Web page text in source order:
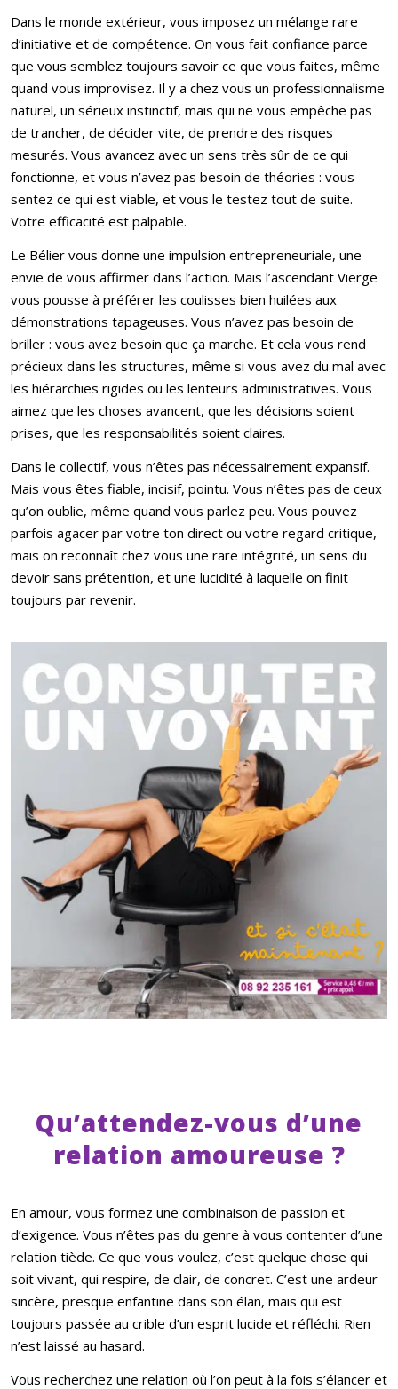
Dans le monde extérieur, vous imposez un mélange rare
d’initiative et de compétence. On vous fait confiance parce
que vous semblez toujours savoir ce que vous faites, même
quand vous improvisez. Il y a chez vous un professionnalisme
naturel, un sérieux instinctif, mais qui ne vous empêche pas
de trancher, de décider vite, de prendre des risques
mesurés. Vous avancez avec un sens très sûr de ce qui
fonctionne, et vous n’avez pas besoin de théories : vous
sentez ce qui est viable, et vous le testez tout de suite.
Votre efficacité est palpable.
Le Bélier vous donne une impulsion entrepreneuriale, une
envie de vous affirmer dans l’action. Mais l’ascendant Vierge
vous pousse à préférer les coulisses bien huilées aux
démonstrations tapageuses. Vous n’avez pas besoin de
briller : vous avez besoin que ça marche. Et cela vous rend
précieux dans les structures, même si vous avez du mal avec
les hiérarchies rigides ou les lenteurs administratives. Vous
aimez que les choses avancent, que les décisions soient
prises, que les responsabilités soient claires.
Dans le collectif, vous n’êtes pas nécessairement expansif.
Mais vous êtes fiable, incisif, pointu. Vous n’êtes pas de ceux
qu’on oublie, même quand vous parlez peu. Vous pouvez
parfois agacer par votre ton direct ou votre regard critique,
mais on reconnaît chez vous une rare intégrité, un sens du
devoir sans prétention, et une lucidité à laquelle on finit
toujours par revenir.
Qu’attendez-vous d’une
relation amoureuse ?
En amour, vous formez une combinaison de passion et
d’exigence. Vous n’êtes pas du genre à vous contenter d’une
relation tiède. Ce que vous voulez, c’est quelque chose qui
soit vivant, qui respire, de clair, de concret. C’est une ardeur
sincère, presque enfantine dans son élan, mais qui est
toujours passée au crible d’un esprit lucide et réfléchi. Rien
n’est laissé au hasard.
Vous recherchez une relation où l’on peut à la fois s’élancer et